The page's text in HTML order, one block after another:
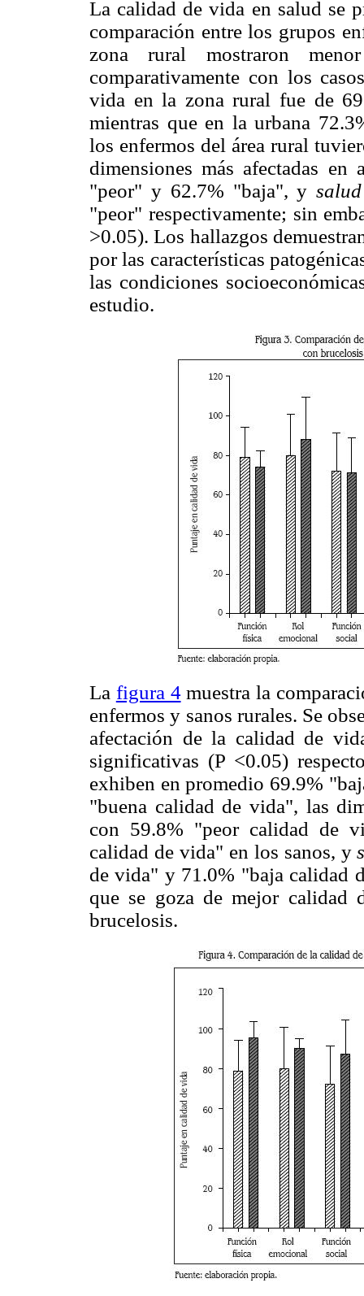
La calidad de vida en salud se
comparación entre los grupos
zona rural mostraron
comparativamente con los
vida en la zona rural fue de
mientras que en la urbana
los enfermos del área rural
dimensiones más afectadas
"peor" y 62.7% "baja", y
"peor" respectivamente; sin
>0.05). Los hallazgos
por las características
las condiciones
estudio.
La figura 4muestra la
enfermos y sanos rurales. Se
afectación de la calidad de
significativas (P <0.05)
exhiben en promedio 69.9%
"buena calidad de vida", las
con 59.8% "peor calidad de
calidad de vida" en los sanos, y
de vida" y 71.0% "baja calidad
que se goza de mejor calidad
brucelosis.